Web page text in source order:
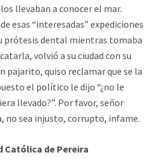
llevaban a conocer el mar.
esas “interesadas” expediciones
prótesis dental mientras tomaba
volvió a su ciudad con su
pajarito, quiso reclamar que se la
el político le dijo “¿no le
llevado?”. Por favor, señor
no sea injusto, corrupto, infame.
Católica de Pereira